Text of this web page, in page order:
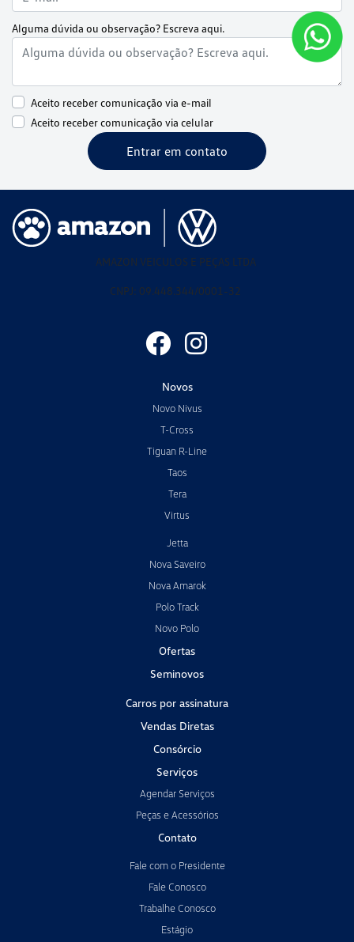
Alguma dúvida ou observação? Escreva aqui.
Aceito receber comunicação via e-mail
Aceito receber comunicação via celular
Entrar em contato
AMAZON VEICULOS E PEÇAS LTDA
CNPJ: 09.448.344/0001-32
Novos
Novo Nivus
T-Cross
Tiguan R-Line
Taos
Tera
Virtus
Jetta
Nova Saveiro
Nova Amarok
Polo Track
Novo Polo
Ofertas
Seminovos
Carros por assinatura
Vendas Diretas
Consórcio
Serviços
Agendar Serviços
Peças e Acessórios
Contato
Fale com o Presidente
Fale Conosco
Trabalhe Conosco
Estágio